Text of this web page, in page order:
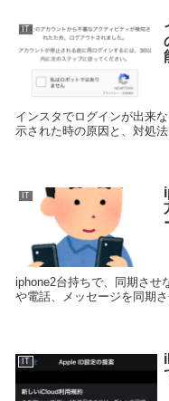
IT
インスタでログインが出来
示された時の原因と、対処法
IT
iphone2台持ちで、同期させ
や電話、メッセージを同期
IT